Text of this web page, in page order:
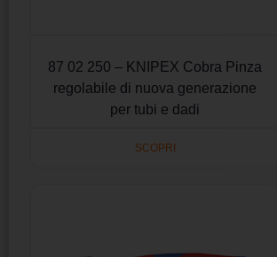
87 02 250 – KNIPEX Cobra Pinza
regolabile di nuova generazione
per tubi e dadi
SCOPRI